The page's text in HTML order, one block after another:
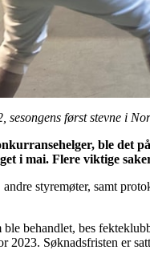
sesongens først stevne i
ble det
i mai. Flere viktige
styremøter, samt
ble behandlet, bes
2023. Søknadsfristen er